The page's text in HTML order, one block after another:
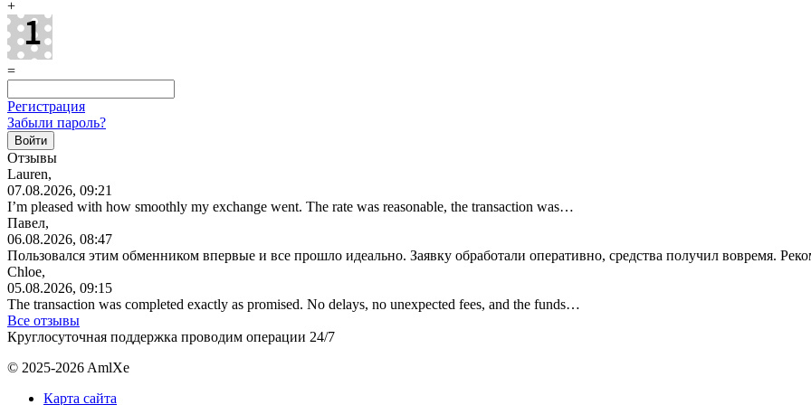
+
=
Регистрация
Забыли пароль?
Отзывы
Lauren,
07.08.2026, 09:21
I’m pleased with how smoothly my exchange went. The rate was reasonable, the transaction was…
Павел,
06.08.2026, 08:47
Пользовался этим обменником впервые и все прошло идеально. Заявку обработали оперативно, средства получил вовремя.
Chloe,
05.08.2026, 09:15
The transaction was completed exactly as promised. No delays, no unexpected fees, and the funds…
Все отзывы
Круглосуточная поддержка проводим операции 24/7
© 2025-2026 AmlXe
Карта сайта